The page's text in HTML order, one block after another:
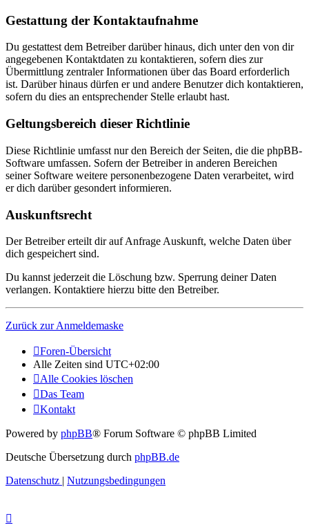
Gestattung der Kontaktaufnahme
Du gestattest dem Betreiber darüber hinaus, dich unter den von dir
angegebenen Kontaktdaten zu kontaktieren, sofern dies zur
Übermittlung zentraler Informationen über das Board erforderlich
ist. Darüber hinaus dürfen er und andere Benutzer dich kontaktieren,
sofern du dies an entsprechender Stelle erlaubt hast.
Geltungsbereich dieser Richtlinie
Diese Richtlinie umfasst nur den Bereich der Seiten, die die phpBB-
Software umfassen. Sofern der Betreiber in anderen Bereichen
seiner Software weitere personenbezogene Daten verarbeitet, wird
er dich darüber gesondert informieren.
Auskunftsrecht
Der Betreiber erteilt dir auf Anfrage Auskunft, welche Daten über
dich gespeichert sind.
Du kannst jederzeit die Löschung bzw. Sperrung deiner Daten
verlangen. Kontaktiere hierzu bitte den Betreiber.
Zurück zur Anmeldemaske
Foren-Übersicht
Alle Zeiten sind UTC+02:00
Alle Cookies löschen
Das Team
Kontakt
Powered by phpBB® Forum Software © phpBB Limited
Deutsche Übersetzung durch phpBB.de
Datenschutz | Nutzungsbedingungen